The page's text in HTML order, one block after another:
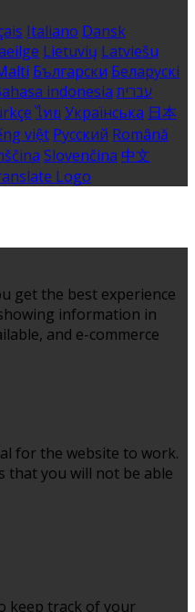
Italiano Dansk
Lietuvių Latviešu
Български Беларускі
indonesia עברית
ไทย Українська 日本
việt Русский Română
Slovenčina 中文
get the best experience
information in
and e-commerce
for the website to work.
that you will not be able
keep track of your